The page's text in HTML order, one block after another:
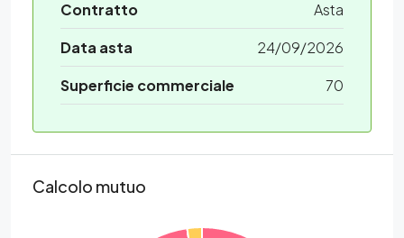
Contratto
Asta
Data asta
24/09/2026
Superficie commerciale
70
Calcolo mutuo